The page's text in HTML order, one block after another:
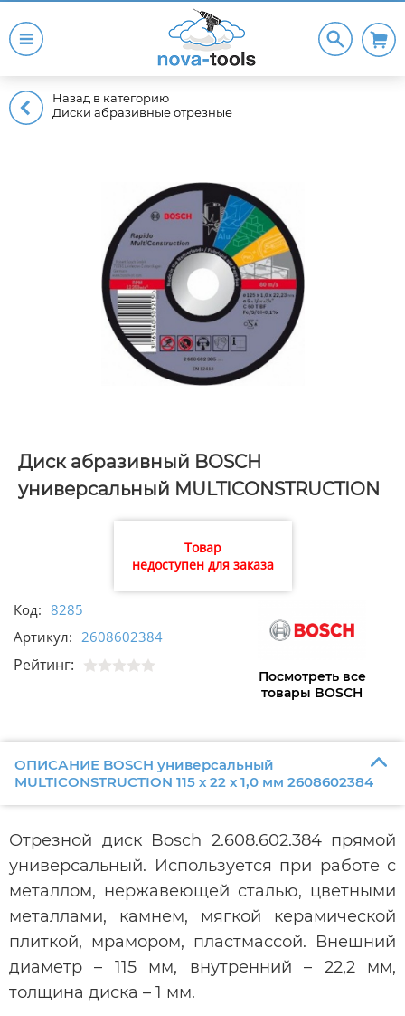
Назад в категорию
Диски абразивные отрезные
Диск абразивный BOSCH
универсальный MULTICONSTRUCTION
115 х 22 х 1,0 мм 2608602384
Товар
недоступен для заказа
Код: 8285
Артикул: 2608602384
Рейтинг:
Посмотреть все
товары BOSCH
ОПИСАНИЕ BOSCH универсальный
MULTICONSTRUCTION 115 х 22 х 1,0 мм 2608602384
Отрезной диск Bosch 2.608.602.384 прямой
универсальный. Используется при работе с
металлом, нержавеющей сталью, цветными
металлами, камнем, мягкой керамической
плиткой, мрамором, пластмассой. Внешний
диаметр – 115 мм, внутренний – 22,2 мм,
толщина диска – 1 мм.